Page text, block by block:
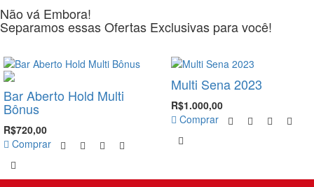
Não vá Embora!
Separamos essas Ofertas Exclusivas para você!
Bar Aberto Hold Multi
Bônus
R$720,00
Comprar
Multi Sena 2023
R$1.000,00
Comprar